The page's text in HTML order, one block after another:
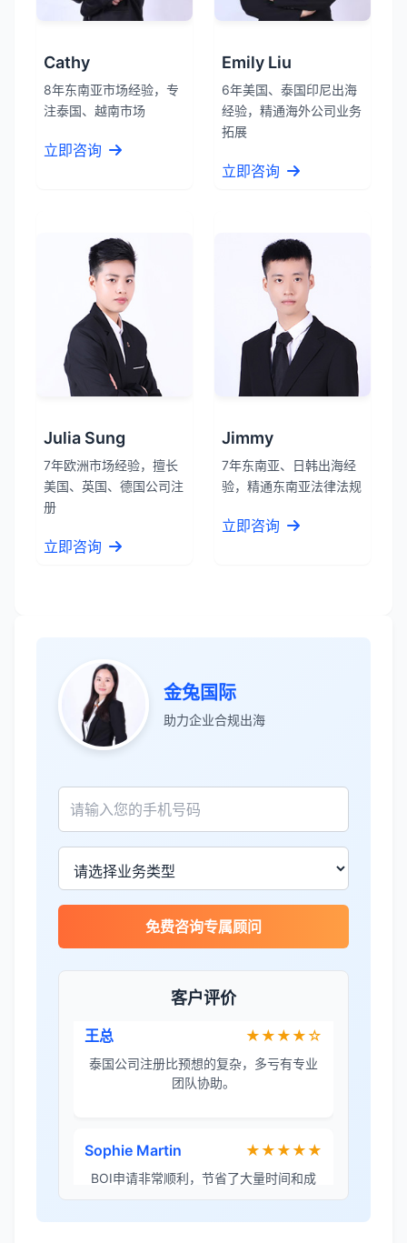
Cathy
8年东南亚市场经验，专
注泰国、越南市场
立即咨询
Emily Liu
6年美国、泰国印尼出海
经验，精通海外公司业务
拓展
立即咨询
Julia Sung
7年欧洲市场经验，擅长
美国、英国、德国公司注
册
立即咨询
Jimmy
7年东南亚、日韩出海经
验，精通东南亚法律法规
立即咨询
金兔国际
助力企业合规出海
免费咨询专属顾问
客户评价
张先生 ★★★★★
服务专业高效，一周就完成了泰国公司注
James Wilson ★★★★★
律手续，非常专业。
团队协助。
Sophie Martin ★★★★★
BOI申请非常顺利，节省了大量时间和成
李女士 ★★★★★